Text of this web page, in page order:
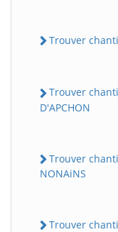
Trouver
Trouver
D'APCHON
Trouver
NONAiNS
Trouver